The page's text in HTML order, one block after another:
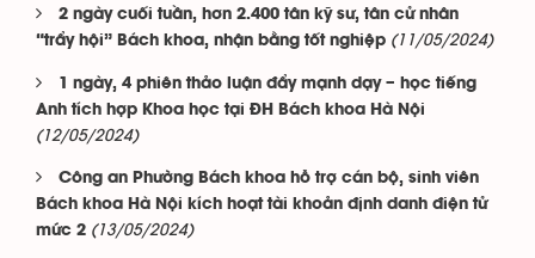
2 ngày cuối tuần, hơn 2.400 tân kỹ sư, tân cử nhân
“trẩy hội” Bách khoa, nhận bằng tốt nghiệp (11/05/2024)
1 ngày, 4 phiên thảo luận đẩy mạnh dạy – học tiếng
Anh tích hợp Khoa học tại ĐH Bách khoa Hà Nội
(12/05/2024)
Công an Phường Bách khoa hỗ trợ cán bộ, sinh viên
Bách khoa Hà Nội kích hoạt tài khoản định danh điện tử
mức 2 (13/05/2024)